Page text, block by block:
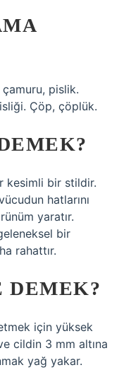
pislik.
Çöp, çöplük.
kesimli bir stildir.
hatlarını
yaratır.
bir
rahattır.
DEMEK?
için yüksek
cildin 3 mm altına
yağ yakar.